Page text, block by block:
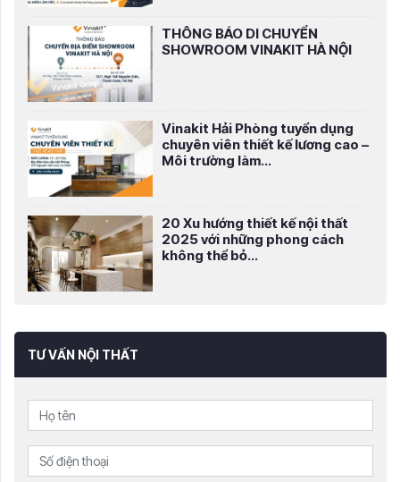
THÔNG BÁO DI CHUYỂN
SHOWROOM VINAKIT HÀ NỘI
Vinakit Hải Phòng tuyển dụng
chuyên viên thiết kế lương cao –
Môi trường làm...
20 Xu hướng thiết kế nội thất
2025 với những phong cách
không thể bỏ...
TƯ VẤN NỘI THẤT